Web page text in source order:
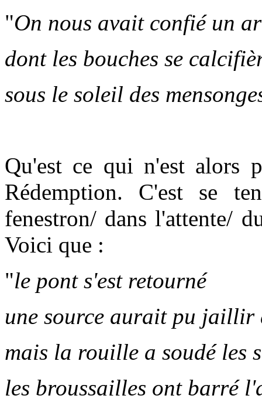
"On nous avait confié un
dont les bouches se
sous le soleil des
Qu'est ce qui n'est alors
Rédemption. C'est se
fenestron/ dans l'attente/
Voici que :
"le pont s'est retourné
une source aurait pu jaillir
mais la rouille a soudé les
les broussailles ont barré